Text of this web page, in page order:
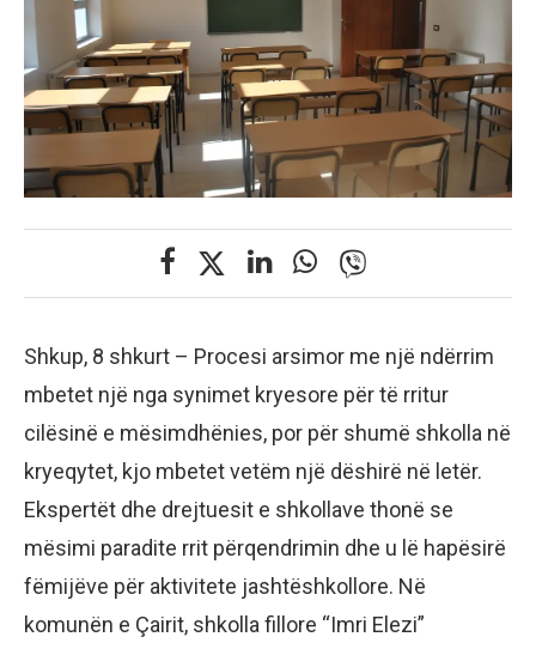
Shkup, 8 shkurt – Procesi arsimor me një ndërrim
mbetet një nga synimet kryesore për të rritur
cilësinë e mësimdhënies, por për shumë shkolla në
kryeqytet, kjo mbetet vetëm një dëshirë në letër.
Ekspertët dhe drejtuesit e shkollave thonë se
mësimi paradite rrit përqendrimin dhe u lë hapësirë
fëmijëve për aktivitete jashtëshkollore. Në
komunën e Çairit, shkolla fillore “Imri Elezi”